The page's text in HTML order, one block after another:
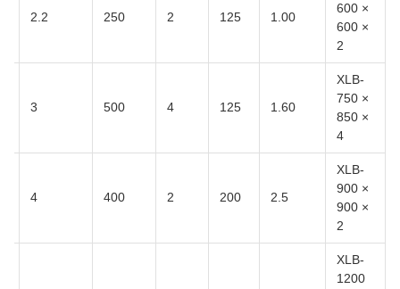
600 ×
600 ×
2
1.00
125
2
250
2.2
XLB-
750 ×
850 ×
4
1.60
125
4
500
3
XLB-
900 ×
900 ×
2
2.5
200
2
400
4
XLB-
1200